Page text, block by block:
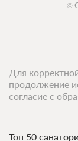
©
Топ 50
Для
продолжение
согласие с